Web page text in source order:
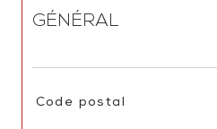
GÉNÉRAL
TRAD_SIROCCO_Caracteristique
Code postal